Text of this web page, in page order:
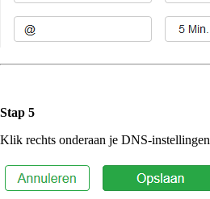
Stap 5
Klik rechts onderaan je DNS-